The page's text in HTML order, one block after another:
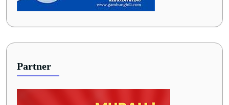
Partner